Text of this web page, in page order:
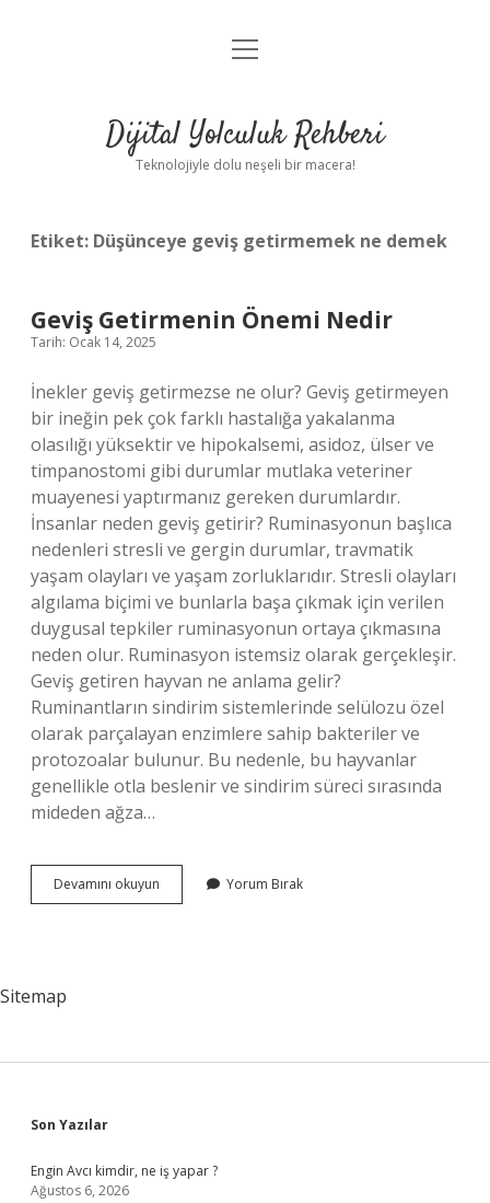
Anasayfa
Yasal Uyarı
menüyü
Dijital Yolculuk Rehberi
Teknolojiyle dolu neşeli bir macera!
Etiket: Düşünceye geviş getirmemek ne demek
Geviş Getirmenin Önemi Nedir
Tarih: Ocak 14, 2025
İnekler geviş getirmezse ne olur? Geviş getirmeyen
bir ineğin pek çok farklı hastalığa yakalanma
olasılığı yüksektir ve hipokalsemi, asidoz, ülser ve
timpanostomi gibi durumlar mutlaka veteriner
muayenesi yaptırmanız gereken durumlardır.
İnsanlar neden geviş getirir? Ruminasyonun başlıca
nedenleri stresli ve gergin durumlar, travmatik
yaşam olayları ve yaşam zorluklarıdır. Stresli olayları
algılama biçimi ve bunlarla başa çıkmak için verilen
duygusal tepkiler ruminasyonun ortaya çıkmasına
neden olur. Ruminasyon istemsiz olarak gerçekleşir.
Geviş getiren hayvan ne anlama gelir?
Ruminantların sindirim sistemlerinde selülozu özel
olarak parçalayan enzimlere sahip bakteriler ve
protozoalar bulunur. Bu nedenle, bu hayvanlar
genellikle otla beslenir ve sindirim süreci sırasında
mideden ağza…
Devamını okuyun
Getirmenin
Yorum Bırak
Sitemap
Sidebar
Son Yazılar
Engin Avcı kimdir, ne iş yapar ?
Ağustos 6, 2026